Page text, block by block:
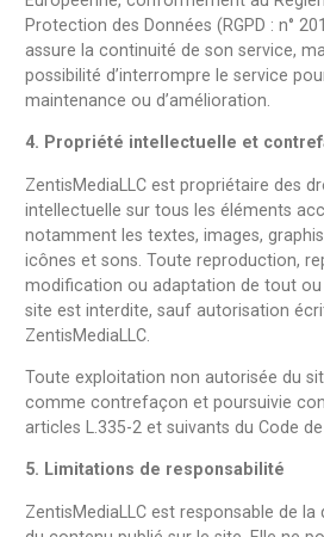
Protection des Données (RGPD : n°
assure la continuité de son service,
possibilité d’interrompre le service
maintenance ou d’amélioration.
4. Propriété intellectuelle et
ZentisMediaLLC est propriétaire des
intellectuelle sur tous les éléments
notamment les textes, images,
icônes et sons. Toute reproduction,
modification ou adaptation de tout
site est interdite, sauf autorisation
ZentisMediaLLC.
Toute exploitation non autorisée du
comme contrefaçon et poursuivie
articles L.335-2 et suivants du Code
5. Limitations de responsabilité
ZentisMediaLLC est responsable de